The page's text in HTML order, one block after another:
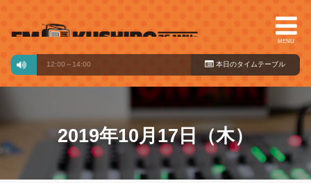
MENU
ション 12:00～14:00 本日のタイ ムテーブル
2019年10月17日（木）